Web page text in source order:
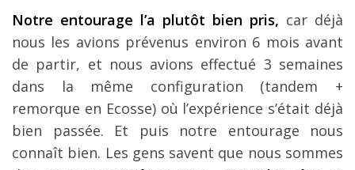
Notre entourage l’a plutôt bien pris, car déjà
nous les avions prévenus environ 6 mois avant
de partir, et nous avions effectué 3 semaines
dans la même configuration (tandem +
remorque en Ecosse) où l’expérience s’était déjà
bien passée. Et puis notre entourage nous
connaît bien. Les gens savent que nous sommes